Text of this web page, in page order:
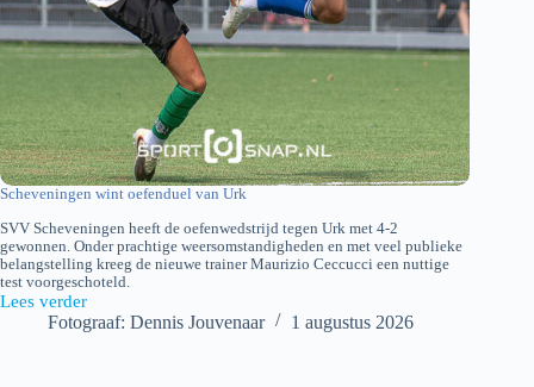
Scheveningen wint oefenduel van Urk
SVV Scheveningen heeft de oefenwedstrijd tegen Urk met 4-2
gewonnen. Onder prachtige weersomstandigheden en met veel publieke
belangstelling kreeg de nieuwe trainer Maurizio Ceccucci een nuttige
test voorgeschoteld.
Lees verder
SVV
Scheveningen-
Fotograaf: Dennis Jouvenaar 1 augustus 2026